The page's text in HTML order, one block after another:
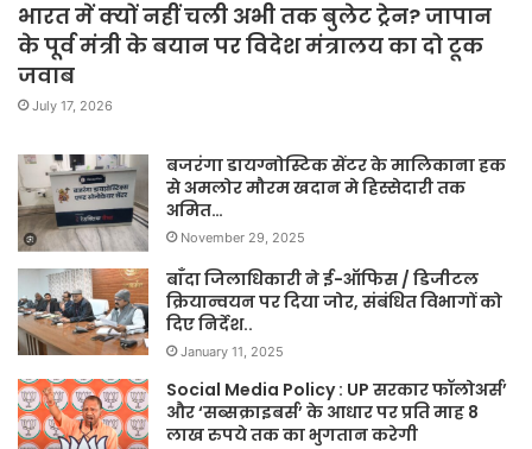
भारत में क्यों नहीं चली अभी तक बुलेट ट्रेन? जापान
के पूर्व मंत्री के बयान पर विदेश मंत्रालय का दो टूक
जवाब
July 17, 2026
बजरंगा डायग्नोस्टिक सेंटर के मालिकाना हक
से अमलोर मौरम खदान मे हिस्सेदारी तक
अमित…
November 29, 2025
बाँदा जिलाधिकारी ने ई-ऑफिस / डिजीटल
क्रियान्वयन पर दिया जोर, संबंधित विभागों को
दिए निर्देश..
January 11, 2025
Social Media Policy : UP सरकार फॉलोअर्स’
और ‘सब्सक्राइबर्स’ के आधार पर प्रति माह 8
लाख रुपये तक का भुगतान करेगी